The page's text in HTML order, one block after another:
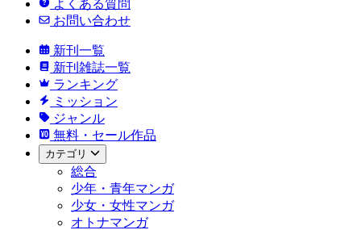
よくある質問
お問い合わせ
新刊一覧
新刊雑誌一覧
ランキング
ミッション
ジャンル
無料・セール作品
カテゴリ
総合
少年・青年マンガ
少女・女性マンガ
オトナマンガ